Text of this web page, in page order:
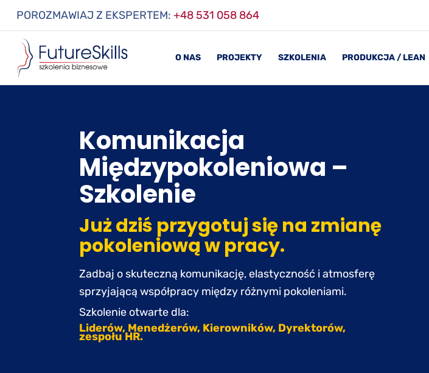
POROZMAWIAJ Z EKSPERTEM: +48 531 058 864
O NAS PROJEKTY SZKOLENIA PRODUKCJA / LEAN
Komunikacja
Międzypokoleniowa –
Szkolenie
Już dziś przygotuj się na zmianę
pokoleniową w pracy.
Zadbaj o skuteczną komunikację, elastyczność i atmosferę
sprzyjającą współpracy między różnymi pokoleniami.
Szkolenie otwarte dla:
Liderów, Menedżerów, Kierowników, Dyrektorów,
zespołu HR.